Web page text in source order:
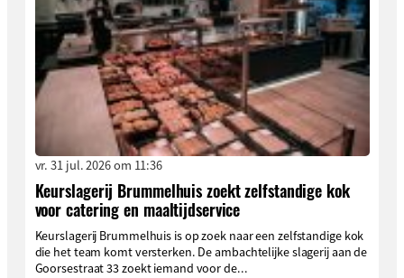
vr. 31 jul. 2026 om 11:36
Keurslagerij Brummelhuis zoekt zelfstandige kok
voor catering en maaltijdservice
Keurslagerij Brummelhuis is op zoek naar een zelfstandige kok
die het team komt versterken. De ambachtelijke slagerij aan de
Goorsestraat 33 zoekt iemand voor de...